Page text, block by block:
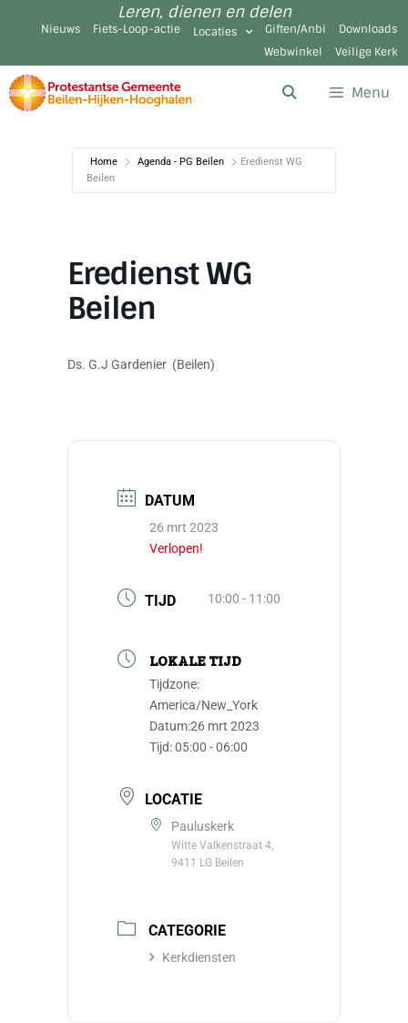
Leren, dienen en delen
Nieuws Fiets-Loop-actie Locaties Giften/Anbi
Downloads
Webwinkel
Veilige Kerk
Menu
Home Agenda - PG Beilen
Eredienst WG
Beilen
Eredienst WG
Beilen
Ds. G.J Gardenier (Beilen)
DATUM
26 mrt 2023
Verlopen!
TIJD 10:00 - 11:00
LOKALE TIJD
Tijdzone:
America/New_York
Datum:26 mrt 2023
Tijd:05:00 - 06:00
LOCATIE
Pauluskerk
Witte Valkenstraat 4,
9411 LG Beilen
CATEGORIE
Kerkdiensten